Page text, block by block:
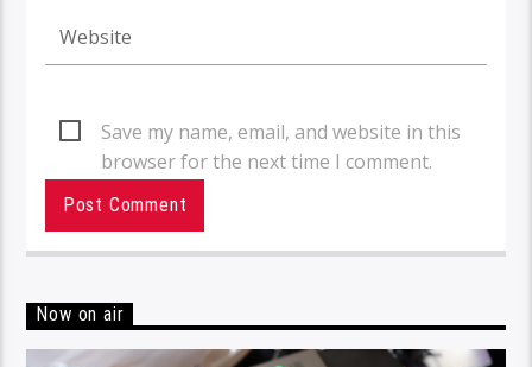
Save my name, email, and website in this
browser for the next time I comment.
Now on air